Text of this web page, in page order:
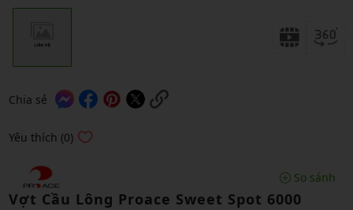
Chia sẻ
Yêu thích (0)
So sánh
Vợt Cầu Lông Proace Sweet Spot 6000